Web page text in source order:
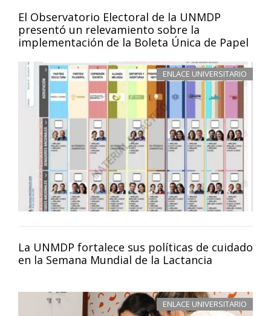
El Observatorio Electoral de la UNMDP
presentó un relevamiento sobre la
implementación de la Boleta Única de Papel
ENLACE UNIVERSITARIO
La UNMDP fortalece sus políticas de cuidado
en la Semana Mundial de la Lactancia
ENLACE UNIVERSITARIO